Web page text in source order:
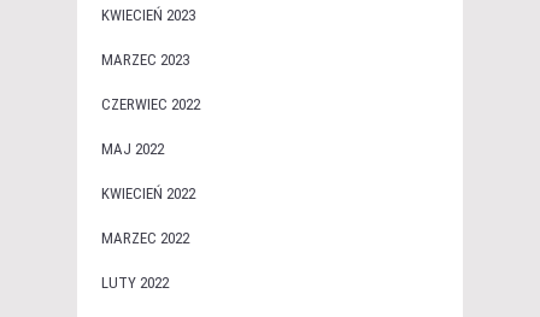
KWIECIEŃ 2023
MARZEC 2023
CZERWIEC 2022
MAJ 2022
KWIECIEŃ 2022
MARZEC 2022
LUTY 2022